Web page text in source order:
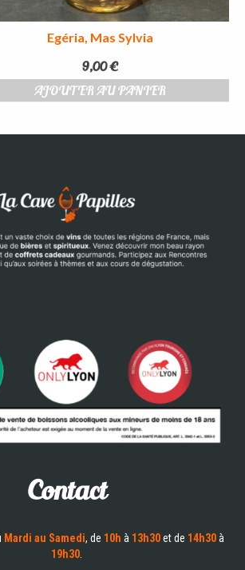
Egéria, Mas Sylvia
€
AJOUTER AU PANIER
Contact
Mardi au Samedi, de 10h à 13h30et de 14h30à
19h30.